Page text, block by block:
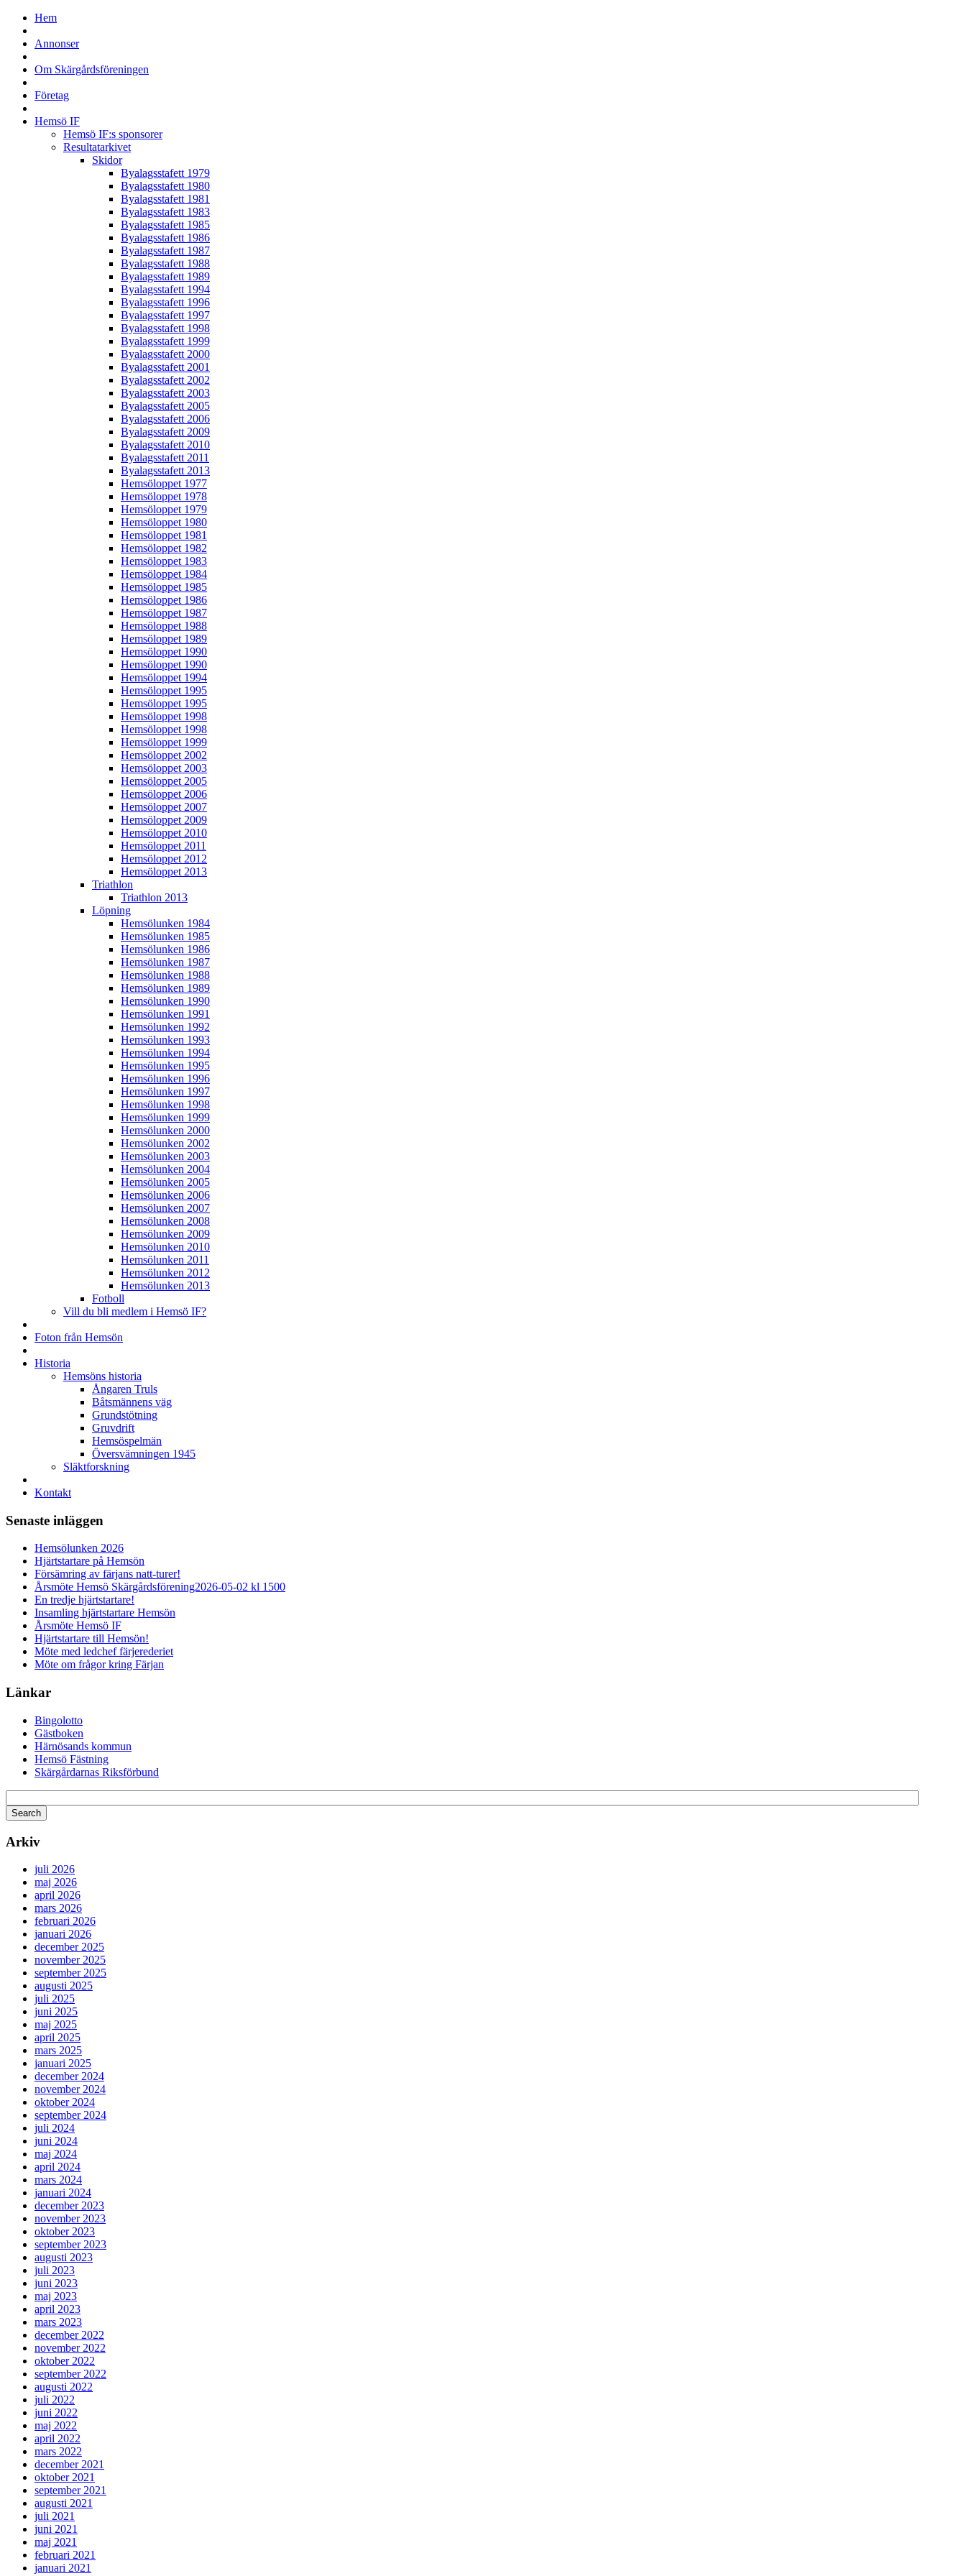
Hem
Annonser
Om Skärgårdsföreningen
Företag
Hemsö IF
Hemsö IF:s sponsorer
Resultatarkivet
Skidor
Byalagsstafett 1979
Byalagsstafett 1980
Byalagsstafett 1981
Byalagsstafett 1983
Byalagsstafett 1985
Byalagsstafett 1986
Byalagsstafett 1987
Byalagsstafett 1988
Byalagsstafett 1989
Byalagsstafett 1994
Byalagsstafett 1996
Byalagsstafett 1997
Byalagsstafett 1998
Byalagsstafett 1999
Byalagsstafett 2000
Byalagsstafett 2001
Byalagsstafett 2002
Byalagsstafett 2003
Byalagsstafett 2005
Byalagsstafett 2006
Byalagsstafett 2009
Byalagsstafett 2010
Byalagsstafett 2011
Byalagsstafett 2013
Hemsöloppet 1977
Hemsöloppet 1978
Hemsöloppet 1979
Hemsöloppet 1980
Hemsöloppet 1981
Hemsöloppet 1982
Hemsöloppet 1983
Hemsöloppet 1984
Hemsöloppet 1985
Hemsöloppet 1986
Hemsöloppet 1987
Hemsöloppet 1988
Hemsöloppet 1989
Hemsöloppet 1990
Hemsöloppet 1990
Hemsöloppet 1994
Hemsöloppet 1995
Hemsöloppet 1995
Hemsöloppet 1998
Hemsöloppet 1998
Hemsöloppet 1999
Hemsöloppet 2002
Hemsöloppet 2003
Hemsöloppet 2005
Hemsöloppet 2006
Hemsöloppet 2007
Hemsöloppet 2009
Hemsöloppet 2010
Hemsöloppet 2011
Hemsöloppet 2012
Hemsöloppet 2013
Triathlon
Triathlon 2013
Löpning
Hemsölunken 1984
Hemsölunken 1985
Hemsölunken 1986
Hemsölunken 1987
Hemsölunken 1988
Hemsölunken 1989
Hemsölunken 1990
Hemsölunken 1991
Hemsölunken 1992
Hemsölunken 1993
Hemsölunken 1994
Hemsölunken 1995
Hemsölunken 1996
Hemsölunken 1997
Hemsölunken 1998
Hemsölunken 1999
Hemsölunken 2000
Hemsölunken 2002
Hemsölunken 2003
Hemsölunken 2004
Hemsölunken 2005
Hemsölunken 2006
Hemsölunken 2007
Hemsölunken 2008
Hemsölunken 2009
Hemsölunken 2010
Hemsölunken 2011
Hemsölunken 2012
Hemsölunken 2013
Fotboll
Vill du bli medlem i Hemsö IF?
Foton från Hemsön
Historia
Hemsöns historia
Ångaren Truls
Båtsmännens väg
Grundstötning
Gruvdrift
Hemsöspelmän
Översvämningen 1945
Släktforskning
Kontakt
Senaste inläggen
Hemsölunken 2026
Hjärtstartare på Hemsön
Försämring av färjans natt-turer!
Årsmöte Hemsö Skärgårdsförening2026-05-02 kl 1500
En tredje hjärtstartare!
Insamling hjärtstartare Hemsön
Årsmöte Hemsö IF
Hjärtstartare till Hemsön!
Möte med ledchef färjerederiet
Möte om frågor kring Färjan
Länkar
Bingolotto
Gästboken
Härnösands kommun
Hemsö Fästning
Skärgårdarnas Riksförbund
Arkiv
juli 2026
maj 2026
april 2026
mars 2026
februari 2026
januari 2026
december 2025
november 2025
september 2025
augusti 2025
juli 2025
juni 2025
maj 2025
april 2025
mars 2025
januari 2025
december 2024
november 2024
oktober 2024
september 2024
juli 2024
juni 2024
maj 2024
april 2024
mars 2024
januari 2024
december 2023
november 2023
oktober 2023
september 2023
augusti 2023
juli 2023
juni 2023
maj 2023
april 2023
mars 2023
december 2022
november 2022
oktober 2022
september 2022
augusti 2022
juli 2022
juni 2022
maj 2022
april 2022
mars 2022
december 2021
oktober 2021
september 2021
augusti 2021
juli 2021
juni 2021
maj 2021
februari 2021
januari 2021